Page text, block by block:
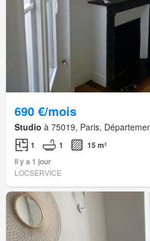
690 €/mois
Studio à 75019, Paris,
1 1
15 m²
Il y a 1 jour
LOCSERVICE